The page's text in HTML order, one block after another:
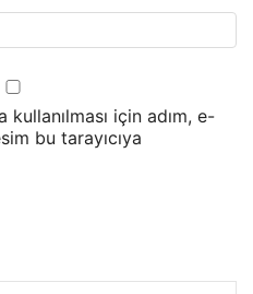
için adım, e-
bu tarayıcıya